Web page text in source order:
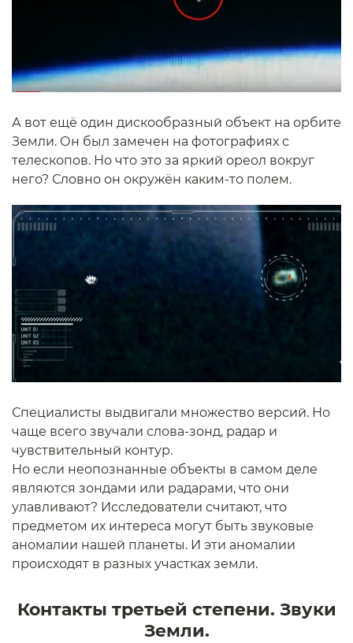
А вот ещё один дискообразный объект на орбите
Земли. Он был замечен на фотографиях с
телескопов. Но что это за яркий ореол вокруг
него? Словно он окружён каким-то полем.
Специалисты выдвигали множество версий. Но
чаще всего звучали слова-зонд, радар и
чувствительный контур.
Но если неопознанные объекты в самом деле
являются зондами или радарами, что они
улавливают? Исследователи считают, что
предметом их интереса могут быть звуковые
аномалии нашей планеты. И эти аномалии
происходят в разных участках земли.
Контакты третьей степени. Звуки
Земли.